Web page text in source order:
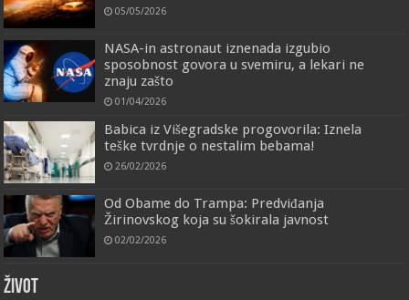
05/05/2026
NASA-in astronaut iznenada izgubio
sposobnost govora u svemiru, a lekari ne
znaju zašto
01/04/2026
Babica iz Višegradske progovorila: Iznela
teške tvrdnje o nestalim bebama!
26/02/2026
Od Obame do Trampa: Predviđanja
Žirinovskog koja su šokirala javnost
02/02/2026
ŽIVOT